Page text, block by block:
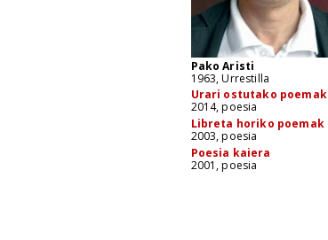
Pako Aristi
1963, Urrestilla
Urari ostutako poemak
2014, poesia
Libreta horiko poemak
2003, poesia
Poesia kaiera
2001, poesia